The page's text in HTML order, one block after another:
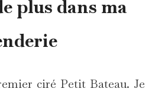
plus dans ma
ciré Petit Bateau. Je